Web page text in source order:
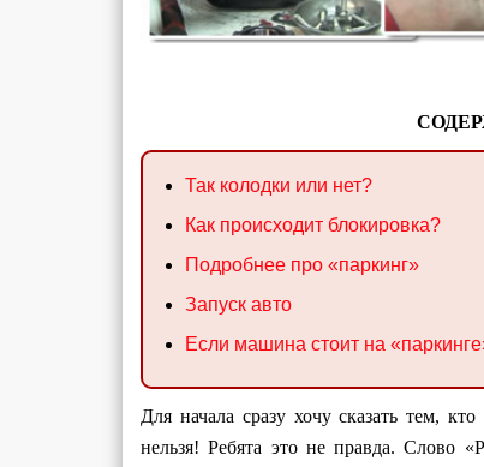
Так колодки или нет?
Как происходит блокировка?
Подробнее про «паркинг»
Запуск авто
Если машина стоит на
Для начала сразу хочу сказать тем,
нельзя! Ребята это не правда. Слово